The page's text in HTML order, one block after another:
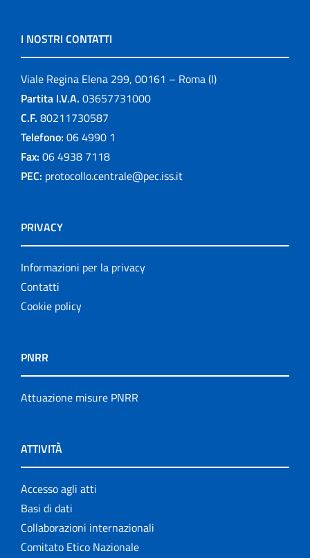
I NOSTRI CONTATTI
Viale Regina Elena 299, 00161 – Roma (I)
Partita I.V.A. 03657731000
C.F. 80211730587
Telefono: 06 4990 1
Fax: 06 4938 7118
PEC: protocollo.centrale@pec.iss.it
PRIVACY
Informazioni per la privacy
Contatti
Cookie policy
PNRR
Attuazione misure PNRR
ATTIVITÀ
Accesso agli atti
Basi di dati
Collaborazioni internazionali
Comitato Etico Nazionale